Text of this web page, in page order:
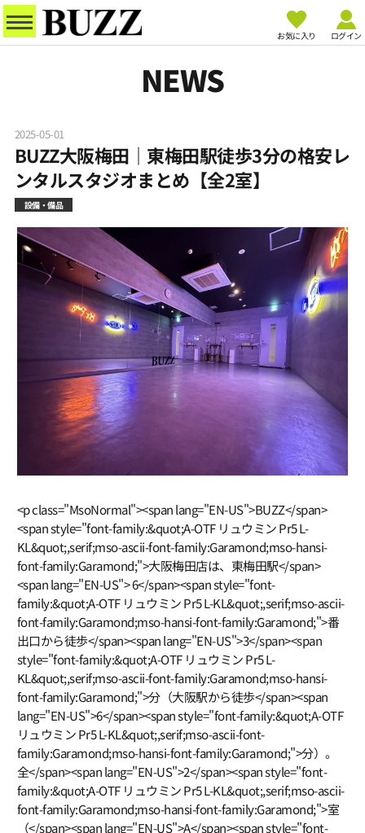
お気に入り ログイン
NEWS
2025-05-01
BUZZ大阪梅田｜東梅田駅徒歩3分の格安レ
ンタルスタジオまとめ【全2室】
設備・備品
<p class="MsoNormal"><span lang="EN-US">BUZZ</span><span style="font-family:&quot;A-OTF リュウミン Pr5 L-KL&quot;,serif;mso-ascii-font-family:Garamond;mso-hansi-font-family:Garamond;">大阪梅田店は、東梅田駅</span><span lang="EN-US"> 6</span><span style="font-family:&quot;A-OTF リュウミン Pr5 L-KL&quot;,serif;mso-ascii-font-family:Garamond;mso-hansi-font-family:Garamond;">番出口から徒歩</span><span lang="EN-US">3</span><span style="font-family:&quot;A-OTF リュウミン Pr5 L-KL&quot;,serif;mso-ascii-font-family:Garamond;mso-hansi-font-family:Garamond;">分（大阪駅から徒歩</span><span lang="EN-US">6</span><span style="font-family:&quot;A-OTF リュウミン Pr5 L-KL&quot;,serif;mso-ascii-font-family:Garamond;mso-hansi-font-family:Garamond;">分）。全</span><span lang="EN-US">2</span><span style="font-family:&quot;A-OTF リュウミン Pr5 L-KL&quot;,serif;mso-ascii-font-family:Garamond;mso-hansi-font-family:Garamond;">室（</span><span lang="EN-US">A</span><span style="font-family:&quot;A-OTF リュウミン Pr5 L-KL&quot;,serif;mso-ascii-font-family:Garamond;mso-hansi-font-family:Garamond;">スタジオ／</span><span lang="EN-US">B</span><span style="font-family:&quot;A-OTF リュウミン Pr5 L-KL&quot;,serif;mso-ascii-font-family:Garamond;mso-hansi-font-family:Garamond;">スタジオ）を</span><span lang="EN-US">24</span><span style="font-family:&quot;A-OTF リュウミン Pr5 L-KL&quot;,serif;mso-ascii-font-family:Garamond;mso-hansi-font-family:Garamond;">時間使えるレンタルダンススタジオです。</span><span lang="EN-US">LED</span><span style="font-family:&quot;A-OTF リュウミン Pr5 L-KL&quot;,serif;mso-ascii-font-family:Garamond;mso-hansi-font-family:Garamond;">・ネオンサイン背景で“映える”画づくりがしやすく、</span><span lang="EN-US">5</span><span style="font-family:&quot;A-OTF リュウミン Pr5 L-KL&quot;,serif;mso-ascii-font-family:Garamond;mso-hansi-font-family:Garamond;">〜</span><span lang="EN-US">10</span><span style="font-family:&quot;A-OTF リュウミン Pr5 L-KL&quot;,serif;mso-ascii-font-family:Garamond;mso-hansi-font-family:Garamond;">名の合わせからショート撮影までテンポよく進められます。</span><span lang="EN-US"><o:p></o:p></span></p><p class="MsoNormal"><span style="mso-spacerun:yes;" lang="EN-US">&nbsp;</span><span lang="EN-US"><o:p></o:p></span></p><h2><span style="font-family:&quot;A-OTF リュウミン Pr5 L-KL&quot;,serif;mso-ascii-font-family:Garamond;mso-hansi-font-family:Garamond;">■</span><span lang="EN-US">BUZZ</span><span style="font-family:&quot;A-OTF リュウミン Pr5 L-KL&quot;,serif;mso-ascii-font-family:Garamond;mso-hansi-font-family:Garamond;">大阪梅田店の特徴</span><span lang="EN-US"><o:p></o:p></span></h2><p class="MsoNormal"><span style="font-family:&quot;Segoe UI Emoji&quot;,sans-serif;mso-bidi-font-family:&quot;Segoe UI Emoji&quot;;" lang="EN-US">✅</span><span lang="EN-US"> </span><span style="font-family:&quot;A-OTF リュウミン Pr5 L-KL&quot;,serif;mso-ascii-font-family:Garamond;mso-hansi-font-family:Garamond;">東梅田駅</span><span lang="EN-US"> 6</span><span style="font-family:&quot;A-OTF リュウミン Pr5 L-KL&quot;,serif;mso-ascii-font-family:Garamond;mso-hansi-font-family:Garamond;">番出口</span> <span style="font-family:&quot;A-OTF リュウミン Pr5 L-KL&quot;,serif;mso-ascii-font-family:Garamond;mso-hansi-font-family:Garamond;">徒歩</span><span lang="EN-US">3</span><span style="font-family:&quot;A-OTF リュウミン Pr5 L-KL&quot;,serif;mso-ascii-font-family:Garamond;mso-hansi-font-family:Garamond;">分／大阪駅</span> <span style="font-family:&quot;A-OTF リュウミン Pr5 L-KL&quot;,serif;mso-ascii-font-family:Garamond;mso-hansi-font-family:Garamond;">徒歩</span><span lang="EN-US">6</span><span style="font-family:&quot;A-OTF リュウミン Pr5 L-KL&quot;,serif;mso-ascii-font-family:Garamond;mso-hansi-font-family:Garamond;">分（</span><span lang="EN-US">K’s</span><span style="font-family:&quot;A-OTF リュウミン Pr5 L-KL&quot;,serif;mso-ascii-font-family:Garamond;mso-hansi-font-family:Garamond;">スクエアビル</span><span lang="EN-US"> B1-8-A</span><span style="font-family:&quot;A-OTF リュウミン Pr5 L-KL&quot;,serif;mso-ascii-font-family:Garamond;mso-hansi-font-family:Garamond;">／</span><span lang="EN-US">24</span><span style="font-family:&quot;A-OTF リュウミン Pr5 L-KL&quot;,serif;mso-ascii-font-family:Garamond;mso-hansi-font-family:Garamond;">時間営業）</span><span lang="EN-US"><o:p></o:p></span></p><p class="MsoNormal"><span style="font-family:&quot;Segoe UI Emoji&quot;,sans-serif;mso-bidi-font-family:&quot;Segoe UI Emoji&quot;;" lang="EN-US">✅</span><span lang="EN-US"> </span><span style="font-family:&quot;A-OTF リュウミン Pr5 L-KL&quot;,serif;mso-ascii-font-family:Garamond;mso-hansi-font-family:Garamond;">全</span><span lang="EN-US">2</span><span style="font-family:&quot;A-OTF リュウミン Pr5 L-KL&quot;,serif;mso-ascii-font-family:Garamond;mso-hansi-font-family:Garamond;">室：</span><span lang="EN-US">A</span><span style="font-family:&quot;A-OTF リュウミン Pr5 L-KL&quot;,serif;mso-ascii-font-family:Garamond;mso-hansi-font-family:Garamond;">（</span><span lang="EN-US">28.2</span><span style="font-family:&quot;A-OTF リュウミン Pr5 L-KL&quot;,serif;mso-ascii-font-family:Garamond;mso-hansi-font-family:Garamond;">㎡・天井</span><span lang="EN-US">2.6m</span><span style="font-family:&quot;A-OTF リュウミン Pr5 L-KL&quot;,serif;mso-ascii-font-family:Garamond;mso-hansi-font-family:Garamond;">・</span><span lang="EN-US">LED</span><span style="font-family:&quot;A-OTF リュウミン Pr5 L-KL&quot;,serif;mso-ascii-font-family:Garamond;mso-hansi-font-family:Garamond;">導入・鏡面約</span><span lang="EN-US">8m</span><span style="font-family:&quot;A-OTF リュウミン Pr5 L-KL&quot;,serif;mso-ascii-font-family:Garamond;mso-hansi-font-family:Garamond;">）／</span><span lang="EN-US">B</span><span style="font-family:&quot;A-OTF リュウミン Pr5 L-KL&quot;,serif;mso-ascii-font-family:Garamond;mso-hansi-font-family:Garamond;">（</span><span lang="EN-US">25.8</span><span style="font-family:&quot;A-OTF リュウミン Pr5 L-KL&quot;,serif;mso-ascii-font-family:Garamond;mso-hansi-font-family:Garamond;">㎡・天井</span><span lang="EN-US">2.6m</span><span style="font-family:&quot;A-OTF リュウミン Pr5 L-KL&quot;,serif;mso-ascii-font-family:Garamond;mso-hansi-font-family:Garamond;">・ネオンサイン・鏡面約</span><span lang="EN-US">8m</span><span style="font-family:&quot;A-OTF リュウミン Pr5 L-KL&quot;,serif;mso-ascii-font-family:Garamond;mso-hansi-font-family:Garamond;">）</span><span lang="EN-US"><o:p></o:p></span></p><p class="MsoNormal"><span style="font-family:&quot;Segoe UI Emoji&quot;,sans-serif;mso-bidi-font-family:&quot;Segoe UI Emoji&quot;;" lang="EN-US">✅</span><span lang="EN-US"> </span><span style="font-family:&quot;A-OTF リュウミン Pr5 L-KL&quot;,serif;mso-ascii-font-family:Garamond;mso-hansi-font-family:Garamond;">スマホスタンド付きで三脚なしでも撮影しやすいポジションが組める</span><span lang="EN-US"><o:p></o:p></span></p><p class="MsoNormal"><span style="font-family:&quot;Segoe UI Emoji&quot;,sans-serif;mso-bidi-font-family:&quot;Segoe UI Emoji&quot;;" lang="EN-US">✅</span><span lang="EN-US"> 30</span><span style="font-family:&quot;A-OTF リュウミン Pr5 L-KL&quot;,serif;mso-ascii-font-family:Garamond;mso-hansi-font-family:Garamond;">分</span><span lang="EN-US">300</span><span style="font-family:&quot;A-OTF リュウミン Pr5 L-KL&quot;,serif;mso-ascii-font-family:Garamond;mso-hansi-font-family:Garamond;">円〜／深夜パックあり（各室の料金表を後掲）</span><span lang="EN-US"><o:p></o:p></span></p><p class="MsoNormal"><span style="mso-spacerun:yes;" lang="EN-US">&nbsp;</span><span lang="EN-US"><o:p></o:p></span></p><h2><span style="font-family:&quot;A-OTF リュウミン Pr5 L-KL&quot;,serif;mso-ascii-font-family:Garamond;mso-hansi-font-family:Garamond;">■キャンセルポリシー（全室共通）</span><span lang="EN-US"><o:p></o:p></span></h2><p class="MsoNormal"><span style="font-family:&quot;A-OTF リュウミン Pr5 L-KL&quot;,serif;mso-ascii-font-family:Garamond;mso-hansi-font-family:Garamond;">「スタジオレンタル予定開始時刻」の〜</span><span lang="EN-US">3</span><span style="font-family:&quot;A-OTF リュウミン Pr5 L-KL&quot;,serif;mso-ascii-font-family:Garamond;mso-hansi-font-family:Garamond;">日前（</span><span lang="EN-US">48</span><span style="font-family:&quot;A-OTF リュウミン Pr5 L-KL&quot;,serif;mso-ascii-font-family:Garamond;mso-hansi-font-family:Garamond;">時間</span><span lang="EN-US">1</span><span style="font-family:&quot;A-OTF リュウミン Pr5 L-KL&quot;,serif;mso-ascii-font-family:Garamond;mso-hansi-font-family:Garamond;">秒まで）：</span><span lang="EN-US">0% </span><span style="font-family:&quot;A-OTF リュウミン Pr5 L-KL&quot;,serif;mso-ascii-font-family:Garamond;mso-hansi-font-family:Garamond;">／</span><span lang="EN-US"> 2</span><span style="font-family:&quot;A-OTF リュウミン Pr5 L-KL&quot;,serif;mso-ascii-font-family:Garamond;mso-hansi-font-family:Garamond;">日前（</span><span lang="EN-US">48</span><span style="font-family:&quot;A-OTF リュウミン Pr5 L-KL&quot;,serif;mso-ascii-font-family:Garamond;mso-hansi-font-family:Garamond;">時間）〜当日（予約開始時刻まで）：</span><span lang="EN-US">100%<o:p></o:p></span></p><p class="MsoNormal"><span style="mso-spacerun:yes;" lang="EN-US">&nbsp;</span><span lang="EN-US"><o:p></o:p></span></p><p class="MsoNormal"><span style="font-family:&quot;A-OTF リュウミン Pr5 L-KL&quot;,serif;mso-ascii-font-family:Garamond;mso-hansi-font-family:Garamond;">＿＿＿＿</span><span lang="EN-US"><o:p></o:p></span></p><p class="MsoNormal"><span lang="EN-US"><o:p></o:p></span></p><h2><span lang="EN-US">BUZZ</span><span style="font-family:&quot;A-OTF リュウミン Pr5 L-KL&quot;,serif;mso-ascii-font-family:Garamond;mso-hansi-font-family:Garamond;">大阪梅田店｜各スタジオの詳細紹介</span><span lang="EN-US"><o:p></o:p></span><span style="mso-spacerun:yes;" lang="EN-US">&nbsp;</span><span lang="EN-US"><o:p></o:p></span></h2><h3><span style="font-family:&quot;A-OTF リュウミン Pr5 L-KL&quot;,serif;mso-ascii-font-family:Garamond;mso-hansi-font-family:Garamond;">①【</span><span lang="EN-US">A</span><span style="font-family:&quot;A-OTF リュウミン Pr5 L-KL&quot;,serif;mso-ascii-font-family:Garamond;mso-hansi-font-family:Garamond;">スタジオ】</span><span lang="EN-US">28.2</span><span style="font-family:&quot;A-OTF リュウミン Pr5 L-KL&quot;,serif;mso-ascii-font-family:Garamond;mso-hansi-font-family:Garamond;">㎡／</span><span lang="EN-US">LED</span><span style="font-family:&quot;A-OTF リュウミン Pr5 L-KL&quot;,serif;mso-ascii-font-family:Garamond;mso-hansi-font-family:Garamond;">導入。横幅“約</span><span lang="EN-US">8m</span><span style="font-family:&quo